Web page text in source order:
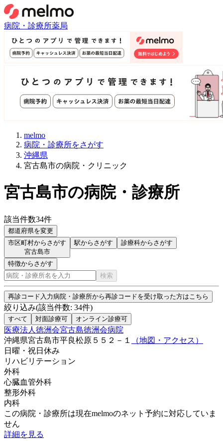
病院・診療所薬局
melmo
病院・診療所をさがす
沖縄県
宮古島市の病院・クリニック
宮古島市の病院・診療所
該当件数34件
都道府県を変更
市区町村からさがす
宮古島市
駅からさがす 診療科からさがす
特徴からさがす
検索
再診コード入力病院・診療所から再診コードを受け取った方はこちら
絞り込み(該当件数: 34件)
すべて 対面診療可 オンライン診療可
医療法人徳洲会宮古島徳洲会病院
沖縄県宮古島市平良松原５５２－１
（地図・アクセス）
日曜・祝日 休み
リハビリテーション
外科
心臓血管外科
整形外科
内科
この病院・診療所は現在melmoのネット予約に対応していま
せん
詳細を見る